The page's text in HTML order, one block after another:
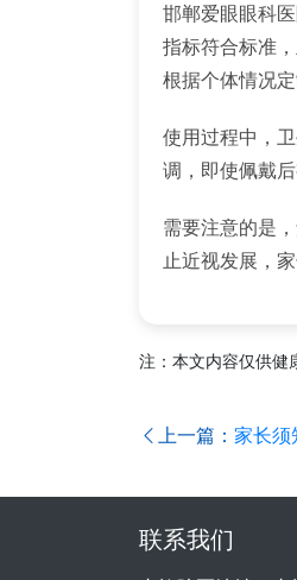
邯郸爱眼眼科
指标符合标准
根据个体情况定
使用过程中，
调，即使佩戴
需要注意的是
止近视发展，
注：本文内容仅供健
上一篇： 家长须
联系我们